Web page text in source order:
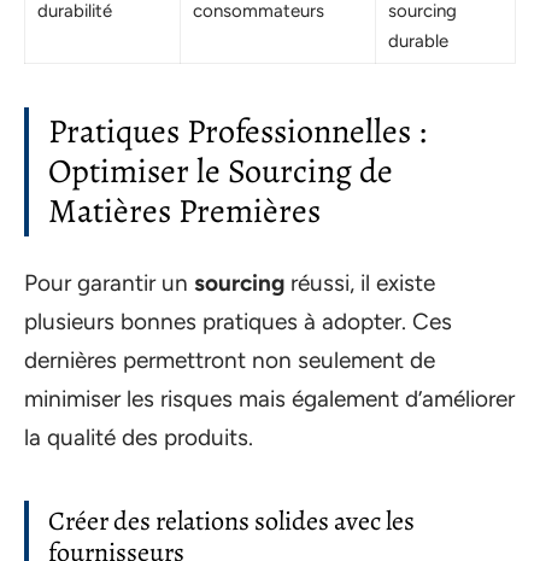
durabilité
consommateurs
sourcing
durable
Pratiques Professionnelles :
Optimiser le Sourcing de
Matières Premières
Pour garantir un sourcing réussi, il existe
plusieurs bonnes pratiques à adopter. Ces
dernières permettront non seulement de
minimiser les risques mais également d’améliorer
la qualité des produits.
Créer des relations solides avec les
fournisseurs